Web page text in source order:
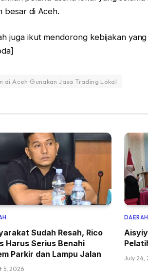
besar di Aceh.
juga ikut mendorong kebijakan
di Aceh Gunakan Jasa Trading Lokal
Sudah Resah, Rico
Harus Serius Benahi
Parkir dan Lampu Jalan
5, 2026
DAERAH
July 24,